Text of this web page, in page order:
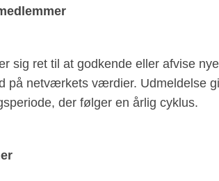
sig ret til at godkende eller afvise
på netværkets værdier. Udmeldelse
der følger en årlig cyklus.